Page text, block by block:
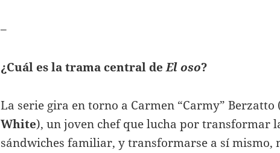
–
¿Cuál es la trama central deEl oso?
La serie gira en torno a Carmen “Carmy” Berzatto
White), un joven chef que lucha por transformar
sándwiches familiar, y transformarse a sí mismo,